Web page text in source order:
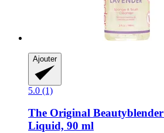
Ajouter
5.0 (1)
The Original Beautyblender
Liquid, 90 ml